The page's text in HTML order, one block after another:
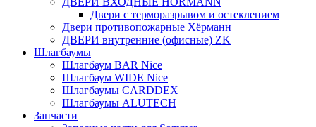
Двери с терморазрывом и остеклением
Двери противопожарные Хёрманн
ДВЕРИ внутренние (офисные) ZK
Шлагбаумы
Шлагбаум BAR Nice
Шлагбаум WIDE Nice
Шлагбаумы CARDDEX
Шлагбаумы ALUTECH
Запчасти